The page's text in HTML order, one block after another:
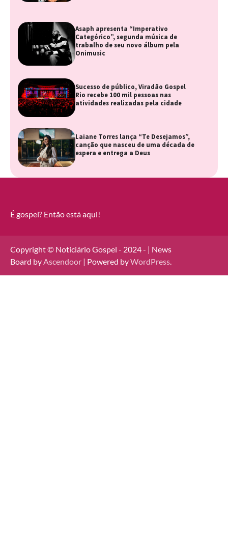
Asaph apresenta “Imperativo
Categórico”, segunda música de
trabalho de seu novo álbum pela
Onimusic
Sucesso de público, Viradão Gospel
Rio recebe 100 mil pessoas nas
atividades realizadas pela cidade
Laiane Torres lança “Te Desejamos”,
canção que nasceu de uma década de
espera e entrega a Deus
É gospel? Então está aqui!
Copyright © Noticiário Gospel - 2024 - | News
Board byAscendoor | Powered byWordPress.